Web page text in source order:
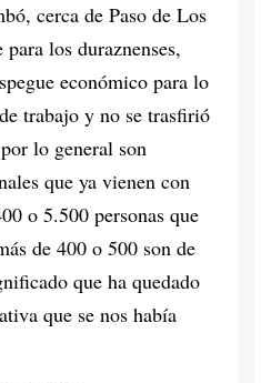
cerca de Paso de Los
los duraznenses,
económico para lo
trabajo y no se trasfirió
lo general son
que ya vienen con
o 5.500 personas que
de 400 o 500 son de
que ha quedado
que se nos había